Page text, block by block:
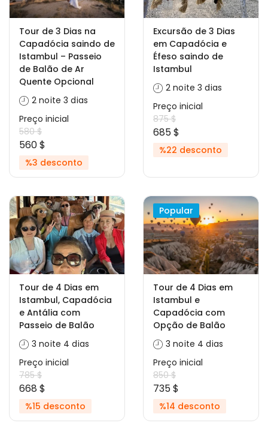
Tour de 3 Dias na
Capadócia saindo de
Istambul – Passeio
de Balão de Ar
Quente Opcional
2 noite 3 dias
Preço inicial
580 $
560 $
%3 desconto
Excursão de 3 Dias
em Capadócia e
Éfeso saindo de
Istambul
2 noite 3 dias
Preço inicial
875 $
685 $
%22 desconto
Tour de 4 Dias em
Istambul, Capadócia
e Antália com
Passeio de Balão
3 noite 4 dias
Preço inicial
785 $
668 $
%15 desconto
Popular
Tour de 4 Dias em
Istambul e
Capadócia com
Opção de Balão
3 noite 4 dias
Preço inicial
850 $
735 $
%14 desconto